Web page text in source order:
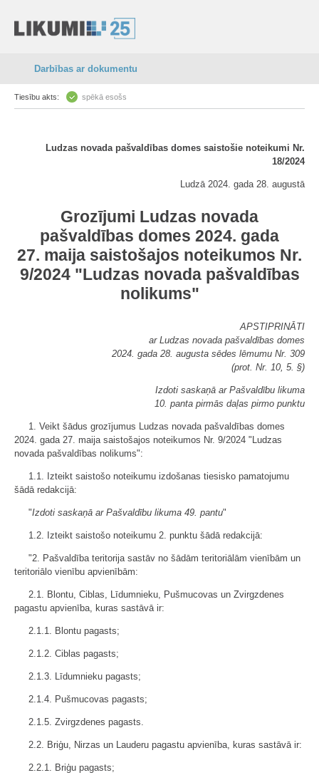
Darbības ar dokumentu
Tiesību akts: spēkā esošs
Ludzas novada pašvaldības domes saistošie noteikumi Nr.
18/2024
Ludzā 2024. gada 28. augustā
Grozījumi Ludzas novada
pašvaldības domes 2024. gada
27. maija saistošajos noteikumos Nr.
9/2024 "Ludzas novada pašvaldības
nolikums"
APSTIPRINĀTI
ar Ludzas novada pašvaldības domes
2024. gada 28. augusta sēdes lēmumu Nr. 309
(prot. Nr. 10, 5. §)
Izdoti saskaņā ar Pašvaldību likuma
10. panta pirmās daļas pirmo punktu
1. Veikt šādus grozījumus Ludzas novada pašvaldības domes
2024. gada 27. maija saistošajos noteikumos Nr. 9/2024 "Ludzas
novada pašvaldības nolikums":
1.1. Izteikt saistošo noteikumu izdošanas tiesisko pamatojumu
šādā redakcijā:
"Izdoti saskaņā ar Pašvaldību likuma 49. pantu"
1.2. Izteikt saistošo noteikumu 2. punktu šādā redakcijā:
"2. Pašvaldība teritorija sastāv no šādām teritoriālām vienībām un
teritoriālo vienību apvienībām:
2.1. Blontu, Ciblas, Līdumnieku, Pušmucovas un Zvirgzdenes
pagastu apvienība, kuras sastāvā ir:
2.1.1. Blontu pagasts;
2.1.2. Ciblas pagasts;
2.1.3. Līdumnieku pagasts;
2.1.4. Pušmucovas pagasts;
2.1.5. Zvirgzdenes pagasts.
2.2. Briģu, Nirzas un Lauderu pagastu apvienība, kuras sastāvā ir:
2.2.1. Briģu pagasts;